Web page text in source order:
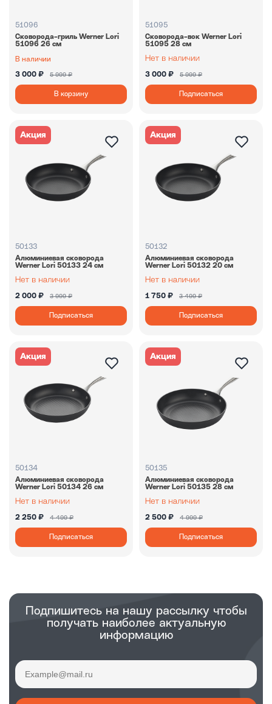
51096
Сковорода-гриль Werner Lori
51096 26 см
В наличии
3 000 ₽ 5 999 ₽
В корзину
51095
Сковорода-вок Werner Lori
51095 28 см
3 000 ₽ 5 999 ₽
Подписаться
Акция
50133
Алюминиевая сковорода
Werner Lori 50133 24 см
2 000 ₽ 3 999 ₽
Подписаться
Акция
50132
Алюминиевая сковорода
Werner Lori 50132 20 см
1 750 ₽ 3 499 ₽
Подписаться
Акция
50134
Алюминиевая сковорода
Werner Lori 50134 26 см
2 250 ₽ 4 499 ₽
Подписаться
Акция
50135
Алюминиевая сковорода
Werner Lori 50135 28 см
2 500 ₽ 4 999 ₽
Подписаться
Подпишитесь на нашу рассылку чтобы
получать наиболее актуальную
информацию